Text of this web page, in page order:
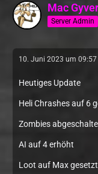
Mac Gyver
Server Admin
10. Juni 2023 um 09:57
Heutiges Update
Heli Chrashes auf 6
Zombies
AI auf 4 erhöht
Loot auf Max gesetzt